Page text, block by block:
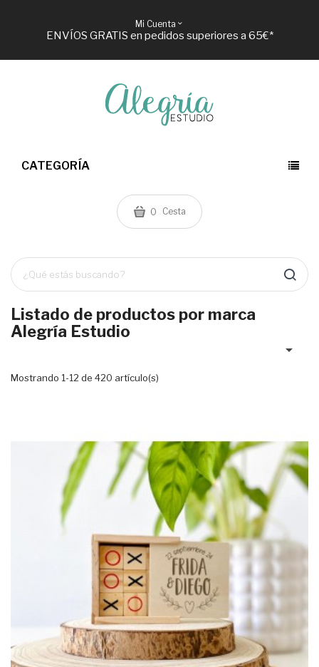
Mi Cuenta
ENVÍOS GRATIS en pedidos superiores a 65€*
CATEGORÍA
Cesta
0
Listado de productos por marca
Alegría Estudio

Mostrando 1-12 de 420 artículo(s)